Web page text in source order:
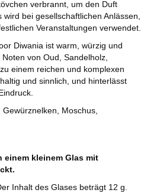
verbrannt, um den Duft
wird bei gesellschaftlichen Anlässen,
Veranstaltungen verwendet.
Diwania ist warm, würzig und
von Oud, Sandelholz,
einem reichen und komplexen
und sinnlich, und hinterlässt
Moschus,
einem kleinem Glas mit
Inhalt des Glases beträgt 12 g.